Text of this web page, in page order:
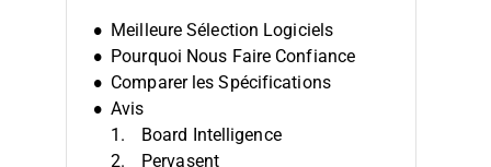
Meilleure Sélection Logiciels
Pourquoi Nous Faire Confiance
Comparer les Spécifications
Avis
Board Intelligence
Pervasent